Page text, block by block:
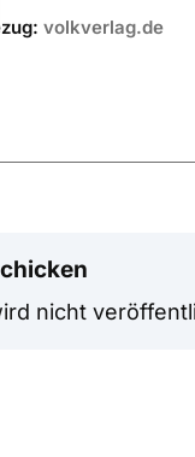
volkverlag.de
nicht